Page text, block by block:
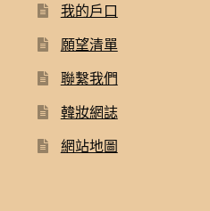
我的戶口
願望清單
聯繫我們
韓妝網誌
網站地圖